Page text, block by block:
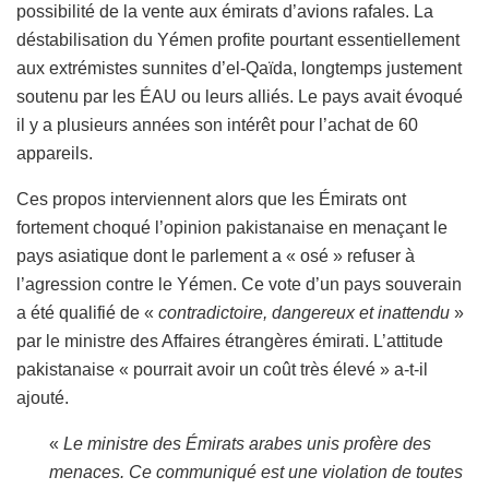
possibilité de la vente aux émirats d’avions rafales. La
déstabilisation du Yémen profite pourtant essentiellement
aux extrémistes sunnites d’el-Qaïda, longtemps justement
soutenu par les ÉAU ou leurs alliés. Le pays avait évoqué
il y a plusieurs années son intérêt pour l’achat de 60
appareils.
Ces propos interviennent alors que les Émirats ont
fortement choqué l’opinion pakistanaise en menaçant le
pays asiatique dont le parlement a « osé » refuser à
l’agression contre le Yémen. Ce vote d’un pays souverain
a été qualifié de « contradictoire, dangereux et inattendu »
par le ministre des Affaires étrangères émirati. L’attitude
pakistanaise « pourrait avoir un coût très élevé » a-t-il
ajouté.
« Le ministre des Émirats arabes unis profère des
menaces. Ce communiqué est une violation de toutes